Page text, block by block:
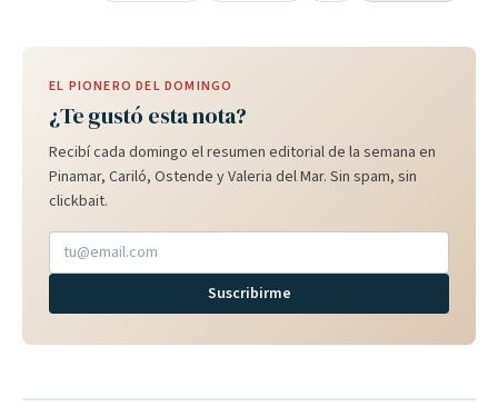
EL PIONERO DEL DOMINGO
¿Te gustó esta nota?
Recibí cada domingo el resumen editorial de la semana en
Pinamar, Cariló, Ostende y Valeria del Mar. Sin spam, sin
clickbait.
Suscribirme